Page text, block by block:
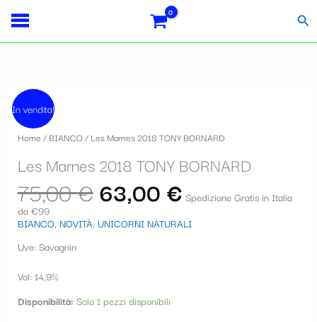
contenuto
In vendita!
Home / BIANCO/ Les Marnes 2018 TONY BORNARD
Les Marnes 2018 TONY BORNARD
75,00€
originale
era:
75,00 €.
63,00 €
attuale
è:
63,00 €.
Spedizione Gratis in Italia
da €99
BIANCO, NOVITÀ, UNICORNI NATURALI
Uve: Savagnin
Vol: 14,9%
Disponibilità: Solo 1 pezzi disponibili
Les
Marnes
2018
TONY
quantità
S
z
i
o
n
a
u
c
a